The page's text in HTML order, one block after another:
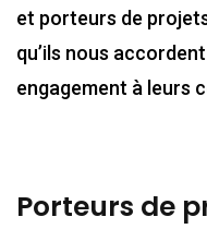
et porteurs de
qu’ils nous
engagement à leurs
Porteurs de